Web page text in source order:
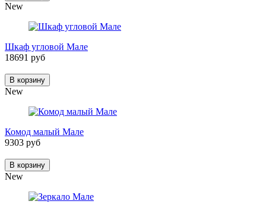
New
Шкаф угловой Мале
18691 руб
В корзину
New
Комод малый Мале
9303 руб
В корзину
New